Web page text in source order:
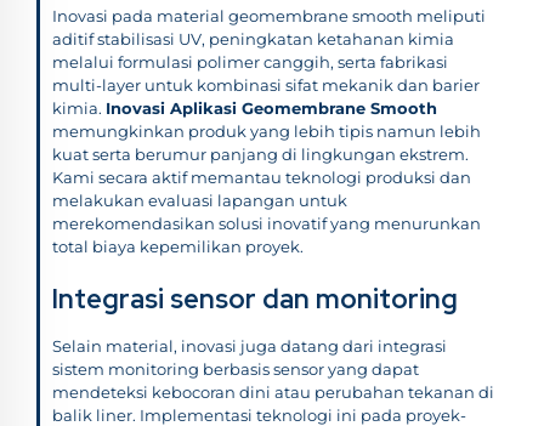
Inovasi pada material geomembrane smooth meliputi
aditif stabilisasi UV, peningkatan ketahanan kimia
melalui formulasi polimer canggih, serta fabrikasi
multi-layer untuk kombinasi sifat mekanik dan barier
kimia. Inovasi Aplikasi Geomembrane Smooth
memungkinkan produk yang lebih tipis namun lebih
kuat serta berumur panjang di lingkungan ekstrem.
Kami secara aktif memantau teknologi produksi dan
melakukan evaluasi lapangan untuk
merekomendasikan solusi inovatif yang menurunkan
total biaya kepemilikan proyek.
Integrasi sensor dan monitoring
Selain material, inovasi juga datang dari integrasi
sistem monitoring berbasis sensor yang dapat
mendeteksi kebocoran dini atau perubahan tekanan di
balik liner. Implementasi teknologi ini pada proyek-